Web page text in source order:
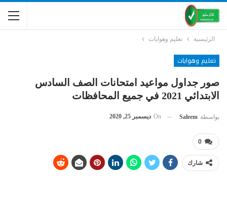
الرئيسية تعليم وهوايات
تعليم وهوايات
صور جداول مواعيد امتحانات الصف السادس
الابتدائي 2021 في جميع المحافظات
بواسطة Saleem
On ديسمبر 25, 2020
0
شارك